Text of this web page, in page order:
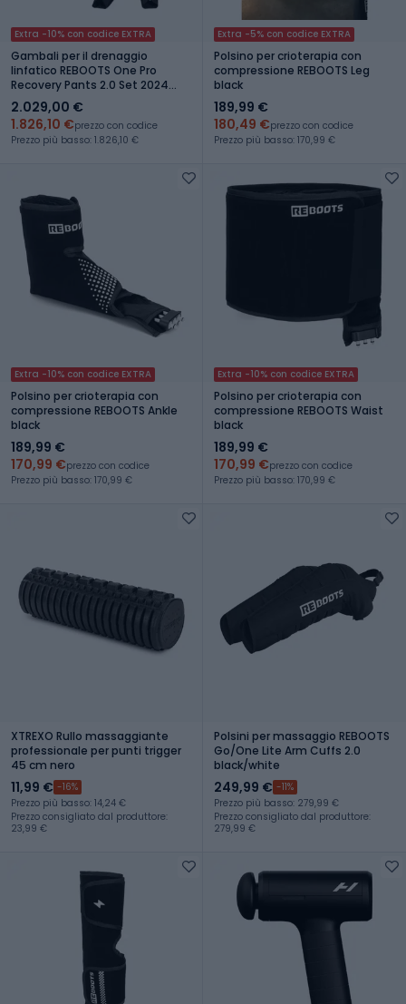
Extra -10% con codice EXTRA
Gambali per il drenaggio
linfatico REBOOTS One Pro
Recovery Pants 2.0 Set 2024
Edition black
2.029,00 €
1.826,10 €prezzo con codice
Prezzo più basso: 1.826,10 €
Extra -5% con codice EXTRA
Polsino per crioterapia con
compressione REBOOTS Leg
black
189,99 €
180,49 €prezzo con codice
Prezzo più basso: 170,99 €
Extra -10% con codice EXTRA
Polsino per crioterapia con
compressione REBOOTS Ankle
black
189,99 €
170,99 €prezzo con codice
Prezzo più basso: 170,99 €
Extra -10% con codice EXTRA
Polsino per crioterapia con
compressione REBOOTS Waist
black
189,99 €
170,99 €prezzo con codice
Prezzo più basso: 170,99 €
XTREXO Rullo massaggiante
professionale per punti trigger
45 cm nero
11,99 € -16%
Prezzo più basso: 14,24 €
Prezzo consigliato dal produttore:
23,99 €
Polsini per massaggio REBOOTS
Go/One Lite Arm Cuffs 2.0
black/white
249,99 € -11%
Prezzo più basso: 279,99 €
Prezzo consigliato dal produttore:
279,99 €